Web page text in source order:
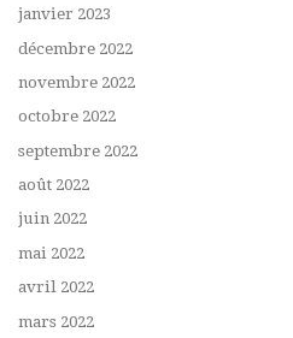
janvier 2023
décembre 2022
novembre 2022
octobre 2022
septembre 2022
août 2022
juin 2022
mai 2022
avril 2022
mars 2022